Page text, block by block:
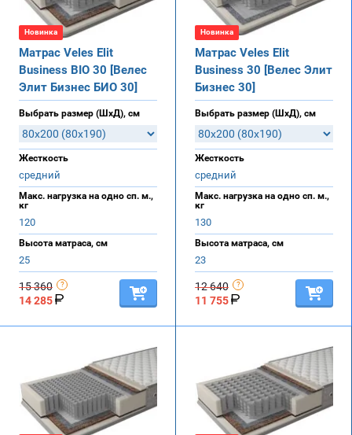
Новинка
Матрас Veles Elit
Business BIO 30 [Велес
Элит Бизнес БИО 30]
Выбрать размер (ШхД), см
Жесткость
средний
Макс. нагрузка на одно сп. м.,
кг
120
Высота матраса, см
25
15 360
14 285
Новинка
Матрас Veles Elit
Business 30 [Велес Элит
Бизнес 30]
Выбрать размер (ШхД), см
Жесткость
средний
Макс. нагрузка на одно сп. м.,
кг
130
Высота матраса, см
23
12 640
11 755